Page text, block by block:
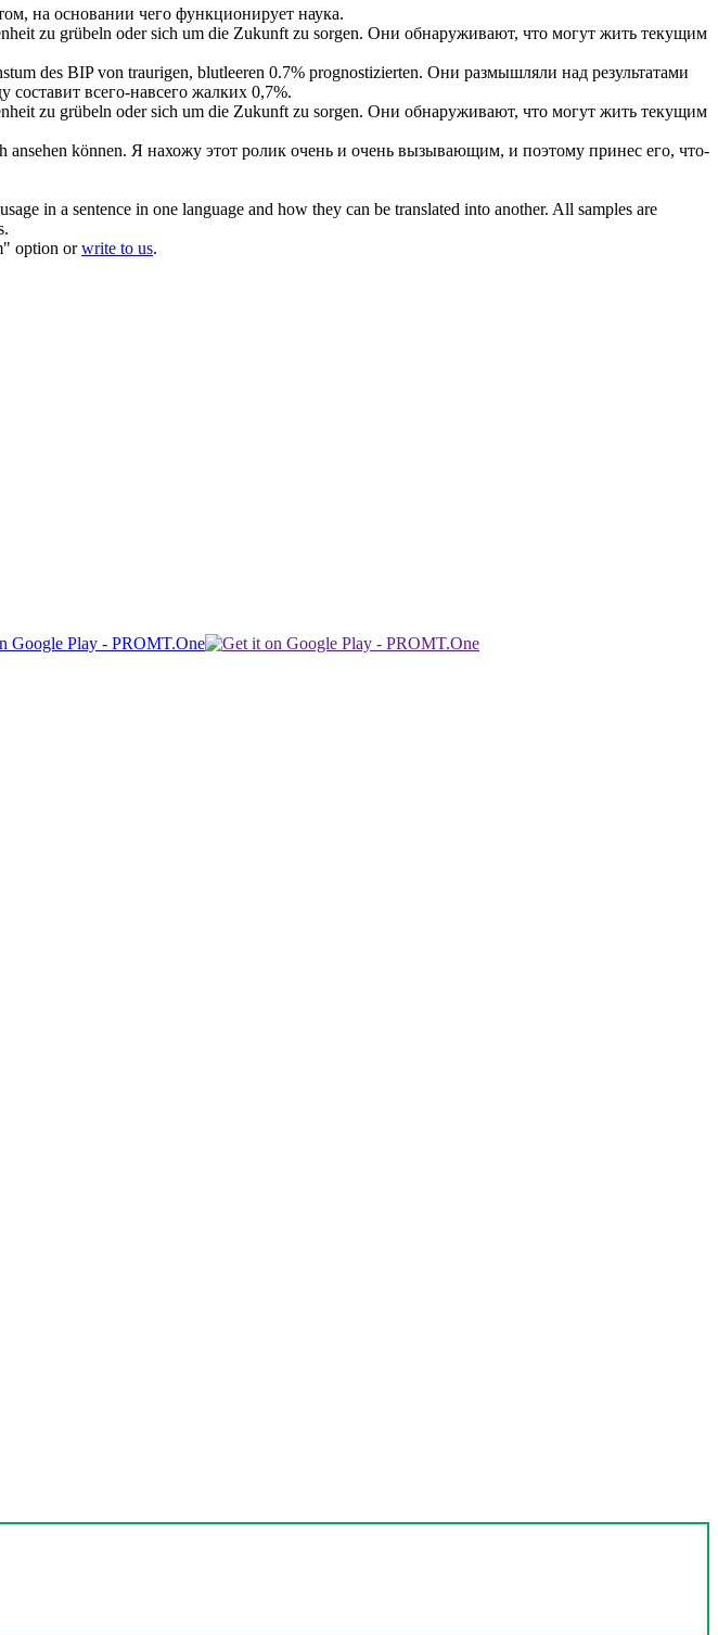
на основании чего функционирует наука.
zu grübeln oder sich um die Zukunft zu sorgen. Они обнаруживают, что могут жить текущим
des BIP von traurigen, blutleeren 0.7% prognostizierten. Они размышляли над результатами
всего-навсего жалких 0,7%.
zu grübeln odersich um die Zukunft zu sorgen. Они обнаруживают, что могут жить текущим
ansehen können. Я нахожу этот ролик очень и очень вызывающим, и поэтому принес его, что-
in a sentence in one language and how they can be translated into another. All samples are
option orwrite to us.